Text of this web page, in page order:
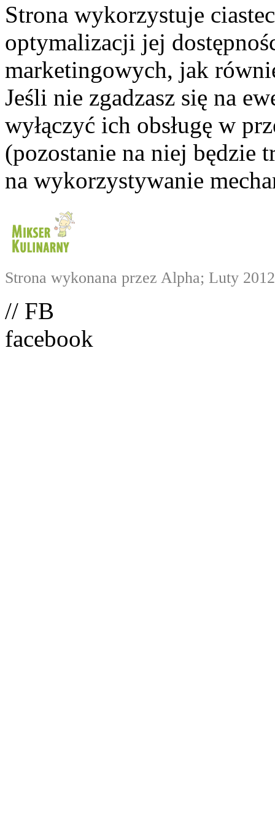
Strona wykorzystuje
optymalizacji jej
marketingowych, jak
Jeśli nie zgadzasz się na
wyłączyć ich obsługę w
(pozostanie na niej będzie
na wykorzystywanie
Strona wykonana przez Alpha; Luty 2012
// FB
facebook